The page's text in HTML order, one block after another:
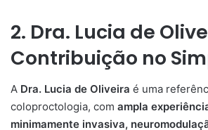
2. Dra. Lucia de
Contribuição no
A Dra. Lucia de Oliveira é uma
coloproctologia, com ampla
minimamente invasiva,